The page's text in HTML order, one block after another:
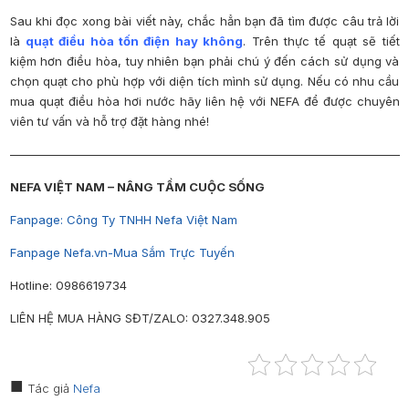
Sau khi đọc xong bài viết này, chắc hẳn bạn đã tìm được câu trả lời
là quạt điều hòa tốn điện hay không. Trên thực tế quạt sẽ tiết
kiệm hơn điều hòa, tuy nhiên bạn phải chú ý đến cách sử dụng và
chọn quạt cho phù hợp với diện tích mình sử dụng. Nếu có nhu cầu
mua quạt điều hòa hơi nước hãy liên hệ với NEFA để được chuyên
viên tư vấn và hỗ trợ đặt hàng nhé!
NEFA VIỆT NAM – NÂNG TẦM CUỘC SỐNG
Fanpage: Công Ty TNHH Nefa Việt Nam
Fanpage Nefa.vn-Mua Sắm Trực Tuyến
Hotline: 0986619734
LIÊN HỆ MUA HÀNG SĐT/ZALO: 0327.348.905
Tác giả Nefa